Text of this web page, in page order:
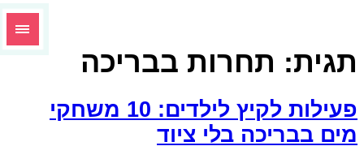
תגית: תחרות בבריכה
פעילות לקיץ לילדים: 10 משחקי
מים בבריכה בלי ציוד